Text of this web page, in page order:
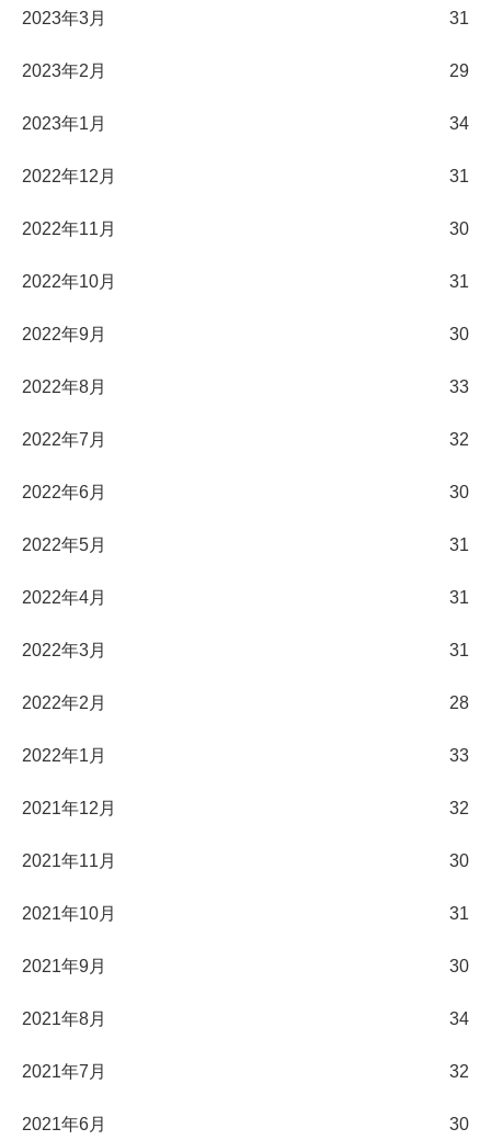
2023年3月 31
2023年2月 29
2023年1月 34
2022年12月 31
2022年11月 30
2022年10月 31
2022年9月 30
2022年8月 33
2022年7月 32
2022年6月 30
2022年5月 31
2022年4月 31
2022年3月 31
2022年2月 28
2022年1月 33
2021年12月 32
2021年11月 30
2021年10月 31
2021年9月 30
2021年8月 34
2021年7月 32
2021年6月 30